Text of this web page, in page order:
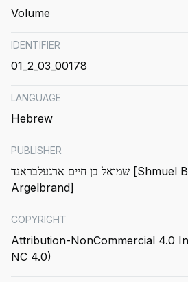
Volume
IDENTIFIER
01_2_03_00178
LANGUAGE
Hebrew
PUBLISHER
שמואל בן חיים ארגעלבראנד [Shmuel Ben Chaim
Argelbrand]
COPYRIGHT
Attribution-NonCommercial 4.0
NC 4.0)